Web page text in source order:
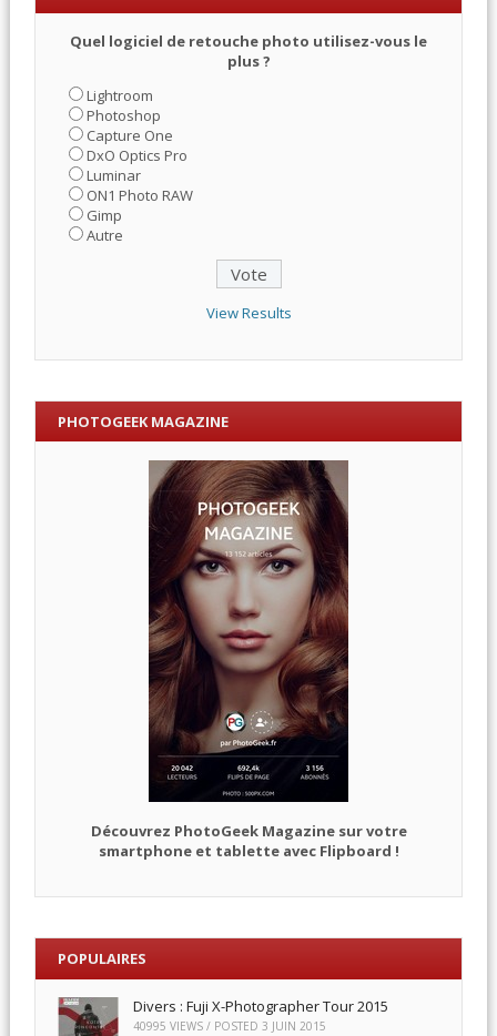
Quel logiciel de retouche photo utilisez-vous le
plus ?
Lightroom
Photoshop
Capture One
DxO Optics Pro
Luminar
ON1 Photo RAW
Gimp
Autre
View Results
PHOTOGEEK MAGAZINE
Découvrez PhotoGeek Magazine sur votre
smartphone et tablette avec Flipboard !
POPULAIRES
Divers : Fuji X-Photographer Tour 2015
40995 VIEWS / POSTED 3 JUIN 2015